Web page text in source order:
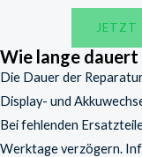
JETZT
Wie lange
Die Dauer der
Display- und
Bei fehlenden
Werktage verzögern.